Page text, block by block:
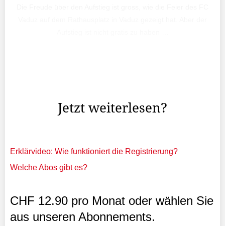
Jetzt weiterlesen?
Erklärvideo: Wie funktioniert die Registrierung?
Welche Abos gibt es?
CHF 12.90 pro Monat oder wählen Sie
aus unseren Abonnements.